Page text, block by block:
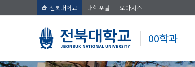
전북대학교 대학포털 오아시스
00학과